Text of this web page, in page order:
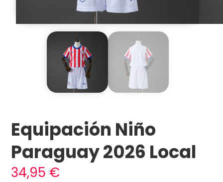
Equipación Niño
Paraguay 2026 Local
34,95 €